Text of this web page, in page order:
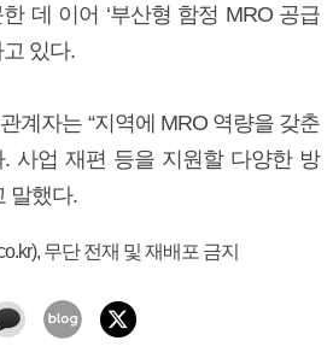
데 이어 ‘부산형 함정 MRO 공급
있다.
계자는 “지역에 MRO 역량을 갖춘
사업 재편 등을 지원할 다양한 방
말했다.
무단 전재 및 재배포 금지